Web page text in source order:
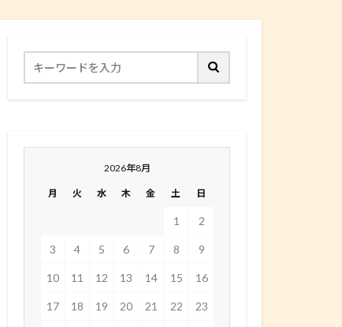
2026年8月
月 火 水 木 金 土 日
1 2
3 4 5 6 7 8 9
10 11 12 13 14 15 16
17 18 19 20 21 22 23